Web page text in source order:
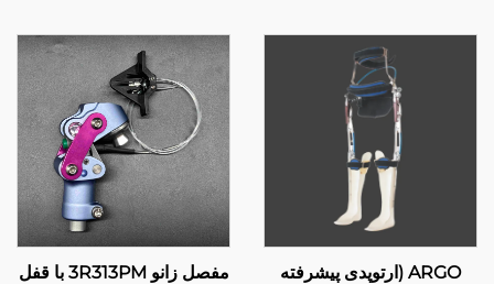
ARGO (ارتوپدی پیشرفته
مفصل زانو 3R313PM با قفل